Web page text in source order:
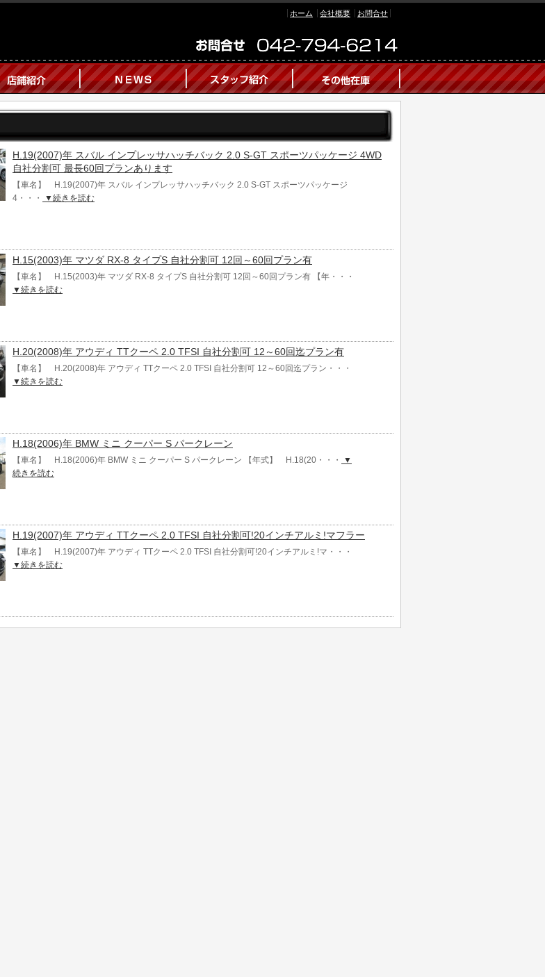
ホーム 会社概要 お問合せ
H.19(2007)年 スバル インプレッサハッチバック 2.0 S-GT スポーツパッケージ 4WD
自社分割可 最長60回プランあります
【車名】 H.19(2007)年 スバル インプレッサハッチバック 2.0 S-GT スポーツパッケージ
4・・・
▼続きを読む
H.15(2003)年 マツダ RX-8 タイプS 自社分割可 12回～60回プラン有
【車名】 H.15(2003)年 マツダ RX-8 タイプS 自社分割可 12回～60回プラン有 【年・・・
▼続きを読む
H.20(2008)年 アウディ TTクーペ 2.0 TFSI 自社分割可 12～60回迄プラン有
【車名】 H.20(2008)年 アウディ TTクーペ 2.0 TFSI 自社分割可 12～60回迄プラン・・・
▼続きを読む
H.18(2006)年 BMW ミニ クーパー S パークレーン
【車名】 H.18(2006)年 BMW ミニ クーパー S パークレーン 【年式】 H.18(20・・・
▼
続きを読む
H.19(2007)年 アウディ TTクーペ 2.0 TFSI 自社分割可!20インチアルミ!マフラー
【車名】 H.19(2007)年 アウディ TTクーペ 2.0 TFSI 自社分割可!20インチアルミ!マ・・・
▼続きを読む